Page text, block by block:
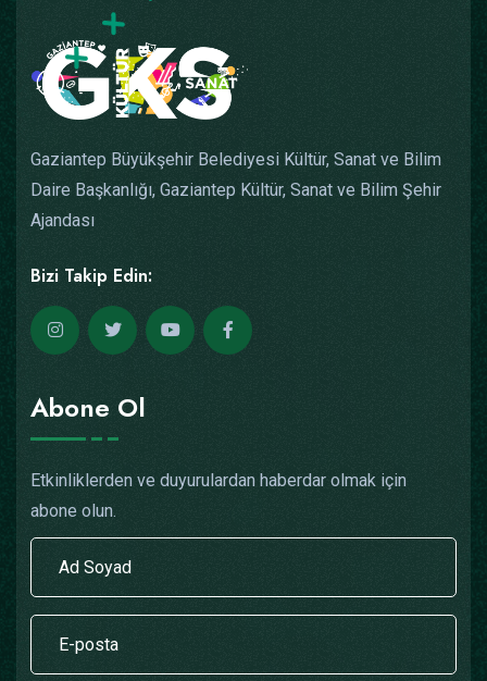
Gaziantep Büyükşehir Belediyesi Kültür, Sanat ve Bilim
Daire Başkanlığı, Gaziantep Kültür, Sanat ve Bilim Şehir
Ajandası
Bizi Takip Edin:
Abone Ol
Etkinliklerden ve duyurulardan haberdar olmak için
abone olun.